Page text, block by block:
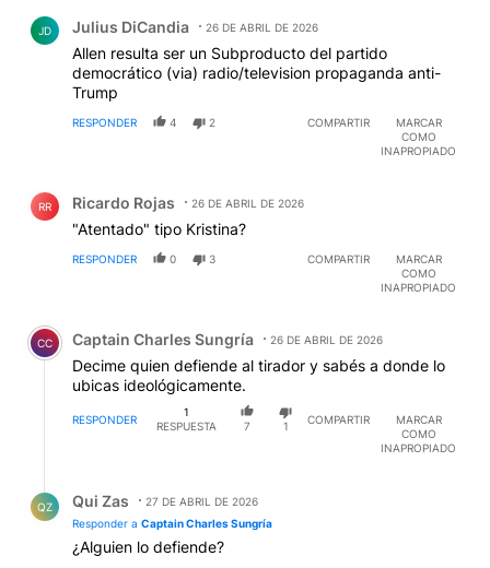
JD Julius DiCandia 26 DE ABRIL DE 2026
Allen resulta ser un Subproducto del partido
democrático (via) radio/television propaganda anti-
Trump
RESPONDER 4 2 COMPARTIR
MARCAR
COMO
INAPROPIADO
RR Ricardo Rojas 26 DE ABRIL DE 2026
"Atentado" tipo Kristina?
RESPONDER 0 3 COMPARTIR
MARCAR
COMO
INAPROPIADO
Comentario de Captain Charles Sungría.
CC Captain Charles Sungría 26 DE ABRIL DE 2026
Decime quien defiende al tirador y sabés a donde lo
ubicas ideológicamente.
RESPONDER
1
RESPUESTA
7 1
COMPARTIR
MARCAR
COMO
INAPROPIADO
QZ Qui Zas
27 DE ABRIL DE 2026
Responder a Captain Charles Sungría
¿Alguien lo defiende?